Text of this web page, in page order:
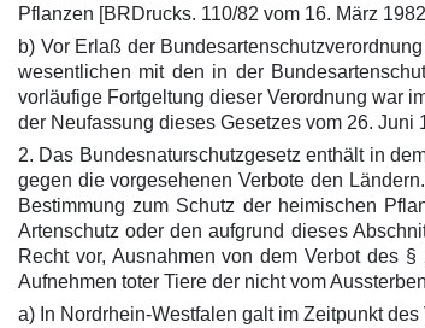
Pflanzen [BRDrucks. 110/82 vom 16. März
b) Vor Erlaß der
wesentlichen mit den in der
vorläufige Fortgeltung dieser Verordnung war
der Neufassung dieses Gesetzes vom 26. Juni
2. Das Bundesnaturschutzgesetz enthält in
gegen die vorgesehenen Verbote den
Bestimmung zum Schutz der heimischen
Artenschutz oder den aufgrund dieses
Recht vor, Ausnahmen von dem Verbot des
Aufnehmen toter Tiere der nicht vom
a) In Nordrhein-Westfalen galt im Zeitpunkt